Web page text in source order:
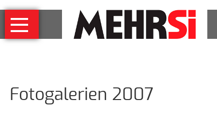
Navigation
überspringen
MEHRSi
Wer
Interview
Fotogalerien 2007